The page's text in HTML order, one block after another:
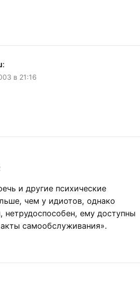
:
в 21:16
и другие психические
чем у идиотов, однако
нетрудоспособен, ему доступны
самообслуживания».